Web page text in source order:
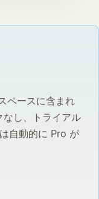
ペースに含まれ
なし、トライアル
自動的に Pro が